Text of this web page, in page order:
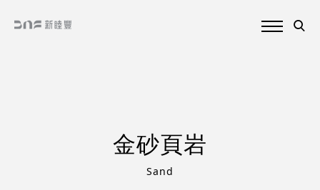
金砂頁岩
Sand